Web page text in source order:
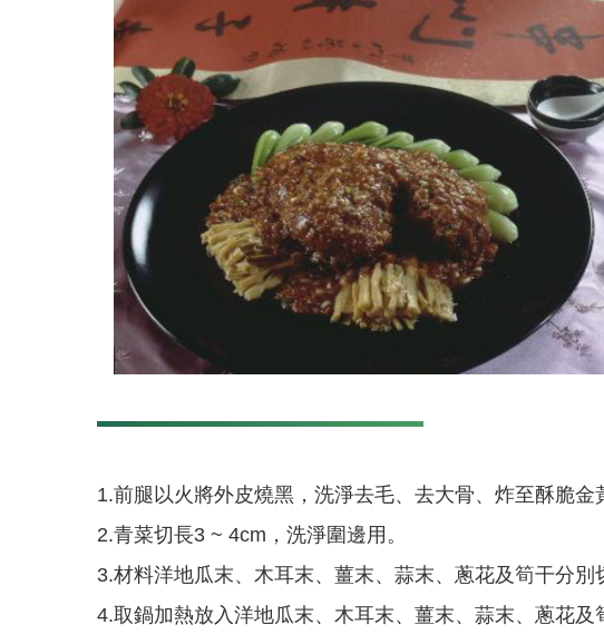
1.前腿以火將外皮燒黑，洗淨去毛、去大骨、炸至酥脆金
2.青菜切長3 ~ 4cm，洗淨圍邊用。
3.材料洋地瓜末、木耳末、薑末、蒜末、蔥花及筍干分別
4.取鍋加熱放入洋地瓜末、木耳末、薑末、蒜末、蔥花